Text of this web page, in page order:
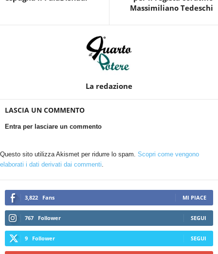
Massimiliano Tedeschi
La redazione
LASCIA UN COMMENTO
Entra per lasciare un commento
Questo sito utilizza Akismet per ridurre lo spam. Scopri come vengono
elaborati i dati derivati dai commenti
3,822 Fans MI PIACE
767 Follower SEGUI
9 Follower SEGUI